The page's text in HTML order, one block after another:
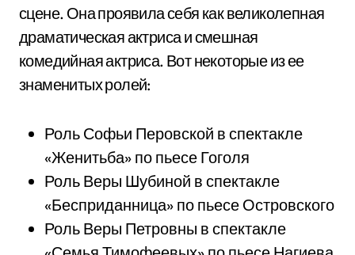
сцене. Она проявила себя как великолепная
драматическая актриса и смешная
комедийная актриса. Вот некоторые из ее
знаменитых ролей:
Роль Софьи Перовской в спектакле
«Женитьба» по пьесе Гоголя
Роль Веры Шубиной в спектакле
«Бесприданница» по пьесе Островского
Роль Веры Петровны в спектакле